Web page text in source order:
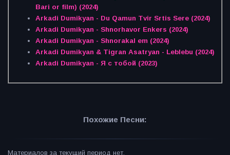
Bari or film) (2024)
Arkadi Dumikyan - Du Qamun Tvir Srtis Sere (2024)
Arkadi Dumikyan - Shnorhavor Enkers (2024)
Arkadi Dumikyan - Shnorakal em (2024)
Arkadi Dumikyan & Tigran Asatryan - Leblebu (2024)
Arkadi Dumikyan - Я с тобой (2023)
Похожие Песни:
Материалов за текущий период нет.